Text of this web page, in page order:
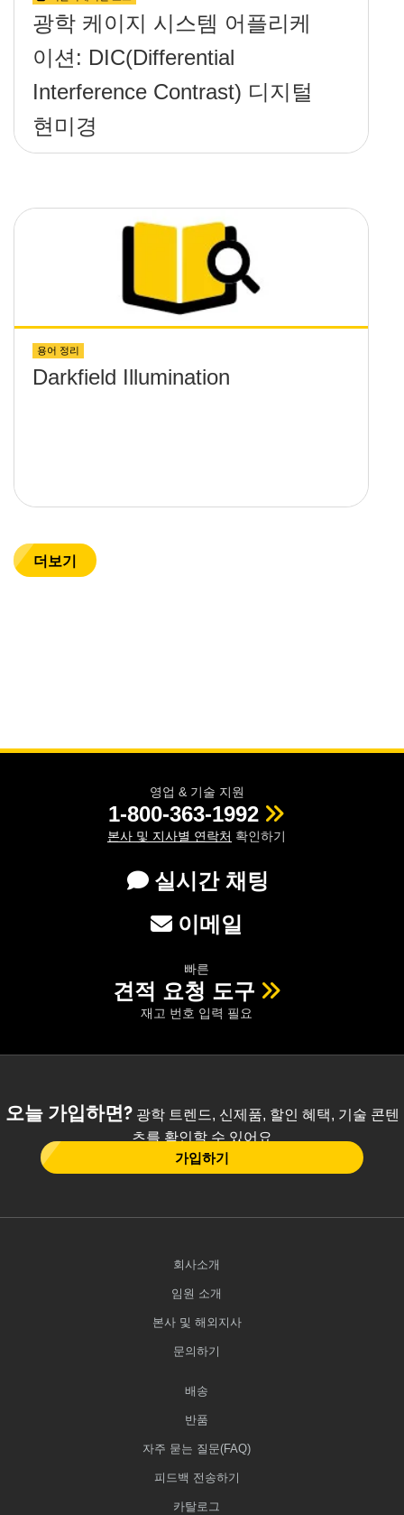
광학 케이지 시스템 어플리케
이션: DIC(Differential
Interference Contrast) 디지털
현미경
용어 정리
Darkfield Illumination
더보기
영업 & 기술 지원
1-800-363-1992
본사 및 지사별 연락처 확인하기
실시간 채팅
이메일
빠른
견적 요청 도구
재고 번호 입력 필요
오늘 가입하면?광학 트렌드, 신제품, 할인 혜택, 기술 콘텐
츠를 확인할 수 있어요
가입하기
회사소개
임원 소개
본사 및 해외지사
문의하기
배송
반품
자주 묻는 질문(FAQ)
피드백 전송하기
카탈로그